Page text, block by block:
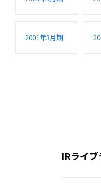
2001年3月期
IRライブ